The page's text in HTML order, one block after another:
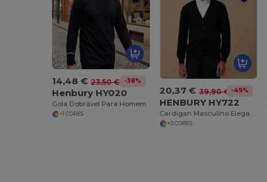
14,48 € 23,50 € -38%
Henbury HY020
Gola Dobrável Para Homem
+1 CORES
20,37 € 39,90 € -49%
HENBURY HY722
Cardigan Masculino Elegante e Confortável Henbury
+3 CORES